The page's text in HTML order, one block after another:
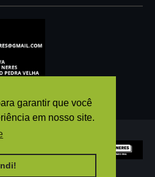
garantir que você
em nosso site.